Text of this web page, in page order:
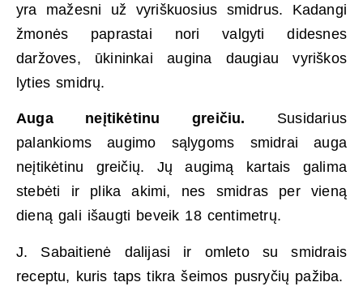
yra mažesni už vyriškuosius smidrus. Kadangi
žmonės paprastai nori valgyti didesnes
daržoves, ūkininkai augina daugiau vyriškos
lyties smidrų.
Auga neįtikėtinu greičiu. Susidarius
palankioms augimo sąlygoms smidrai auga
neįtikėtinu greičių. Jų augimą kartais galima
stebėti ir plika akimi, nes smidras per vieną
dieną gali išaugti beveik 18 centimetrų.
J. Sabaitienė dalijasi ir omleto su smidrais
receptu, kuris taps tikra šeimos pusryčių pažiba.